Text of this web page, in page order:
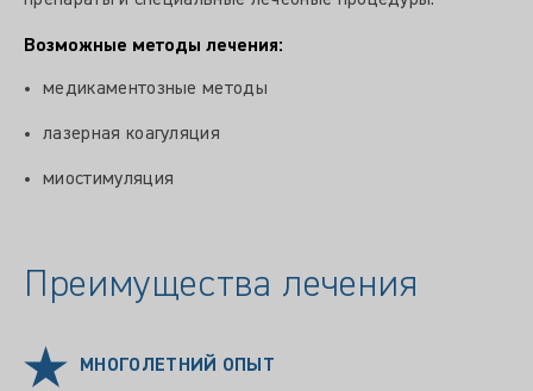
Возможные методы лечения:
медикаментозные методы
лазерная коагуляция
миостимуляция
Преимущества лечения
МНОГОЛЕТНИЙ ОПЫТ